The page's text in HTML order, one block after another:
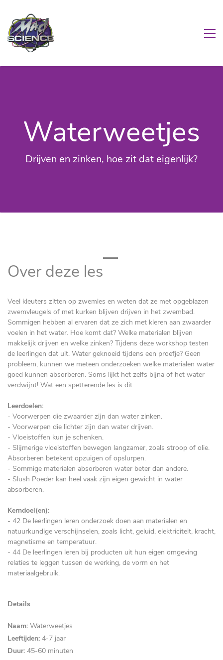
Waterweetjes
Drijven en zinken, hoe zit dat eigenlijk?
Over deze les
Veel kleuters zitten op zwemles en weten dat ze met opgeblazen
zwemvleugels of met kurken blijven drijven in het zwembad.
Sommigen hebben al ervaren dat ze zich met kleren aan zwaarder
voelen in het water. Hoe komt dat? Welke materialen blijven
makkelijk drijven en welke zinken? Tijdens deze workshop testen
de leerlingen dat uit. Water geknoeid tijdens een proefje? Geen
probleem, kunnen we meteen onderzoeken welke materialen water
goed kunnen absorberen. Soms lijkt het zelfs bijna of het water
verdwijnt! Wat een spetterende les is dit.
Leerdoelen:
- Voorwerpen die zwaarder zijn dan water zinken.
- Voorwerpen die lichter zijn dan water drijven.
- Vloeistoffen kun je schenken.
- Slijmerige vloeistoffen bewegen langzamer, zoals stroop of olie.
Absorberen betekent opzuigen of opslurpen.
- Sommige materialen absorberen water beter dan andere.
- Slush Poeder kan heel vaak zijn eigen gewicht in water
absorberen.
Kerndoel(en):
- 42 De leerlingen leren onderzoek doen aan materialen en
natuurkundige verschijnselen, zoals licht, geluid, elektriciteit, kracht,
magnetisme en temperatuur.
- 44 De leerlingen leren bij producten uit hun eigen omgeving
relaties te leggen tussen de werking, de vorm en het
materiaalgebruik.
Details
Naam: Waterweetjes
Leeftijden: 4-7 jaar
Duur: 45-60 minuten